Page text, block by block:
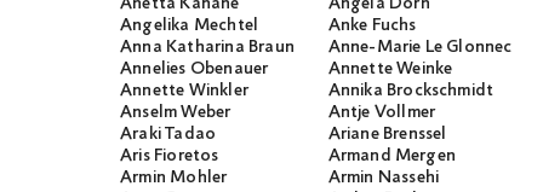
Angelika Mechtel
Anke Fuchs
Anna Katharina Braun
Anne-Marie Le Glonnec
Annelies Obenauer
Annette Weinke
Annette Winkler
Annika Brockschmidt
Anselm Weber
Antje Vollmer
Araki Tadao
Ariane Brenssel
Aris Fioretos
Armand Mergen
Armin Mohler
Armin Nassehi